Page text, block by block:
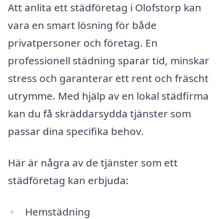
Att anlita ett städföretag i Olofstorp kan
vara en smart lösning för både
privatpersoner och företag. En
professionell städning sparar tid, minskar
stress och garanterar ett rent och fräscht
utrymme. Med hjälp av en lokal städfirma
kan du få skräddarsydda tjänster som
passar dina specifika behov.
Här är några av de tjänster som ett
städföretag kan erbjuda:
Hemstädning